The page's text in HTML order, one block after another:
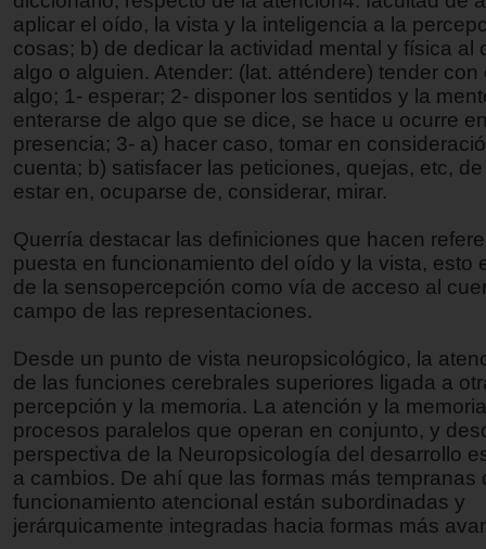
aplicar el oído, la vista y la inteligencia a la
cosas; b) de dedicar la actividad mental y física al
algo o alguien. Atender: (lat. atténdere) tender con
algo; 1- esperar; 2- disponer los sentidos y la
enterarse de algo que se dice, se hace u ocurre
presencia; 3- a) hacer caso, tomar en
cuenta; b) satisfacer las peticiones, quejas, etc,
estar en, ocuparse de, considerar, mirar.
Querría destacar las definiciones que hacen
puesta en funcionamiento del oído y la vista, esto
de la sensopercepción como vía de acceso al
campo de las representaciones.
Desde un punto de vista neuropsicológico, la
de las funciones cerebrales superiores ligada a
percepción y la memoria. La atención y la
procesos paralelos que operan en conjunto, y
perspectiva de la Neuropsicología del desarrollo
a cambios. De ahí que las formas más tempranas
funcionamiento atencional están subordinadas y
jerárquicamente integradas hacia formas más